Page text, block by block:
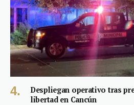
Despliegan operativo tras
libertad en Cancún